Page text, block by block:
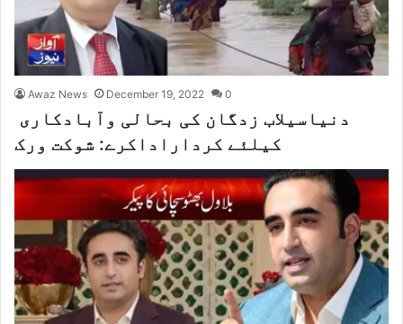
Awaz News December 19, 2022 0
کیلئے کرداراداکرے: شوکت ورک